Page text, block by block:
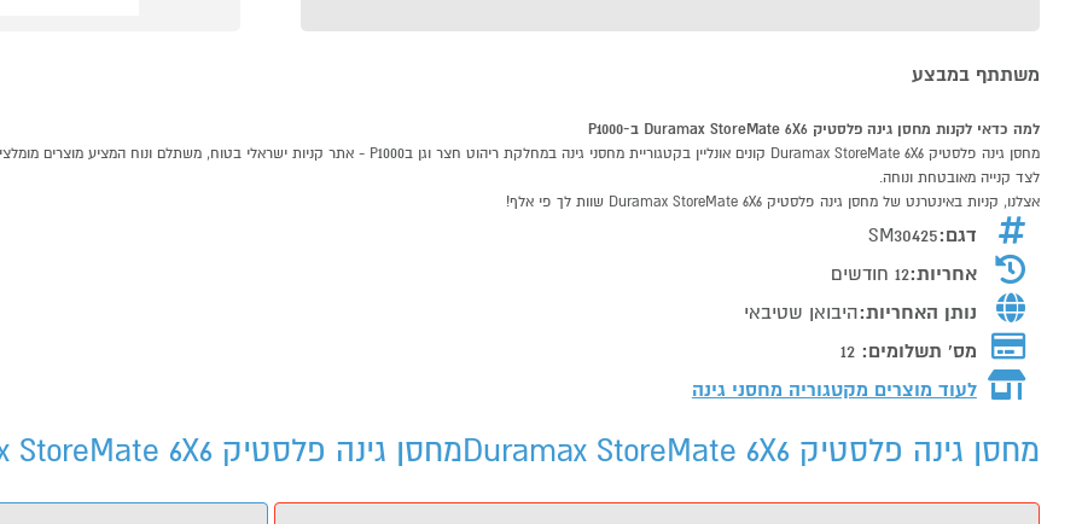
משתתף במבצע
למה כדאי לקנות מחסן גינה פלסטיק Duramax StoreMate 6X6 ב-P1000
לצד קנייה מאובטחת ונוחה.
אצלנו, קניות באינטרנט של מחסן גינה פלסטיק Duramax StoreMate 6X6 שוות לך פי אלף!
דגם:SM30425
אחריות:12 חודשים
נותן האחריות:היבואן שטיבאי
מס' תשלומים:12
לעוד מוצרים מקטגוריה מחסני גינה
מחסן גינה פלסטיק Duramax StoreMate 6X6מחסן גינה פלסטיק Duramax StoreMate 6X6 דגם: SM30425 - מידע נוסף